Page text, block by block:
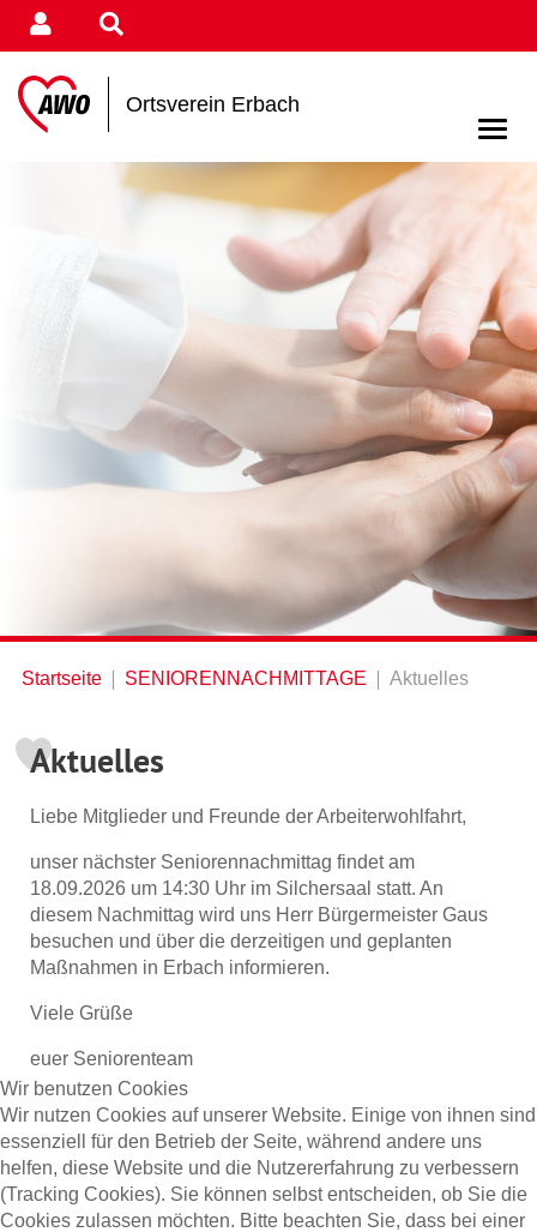
Ortsverein Erbach
Startseite SENIORENNACHMITTAGE Aktuelles
Aktuelles
Liebe Mitglieder und Freunde der Arbeiterwohlfahrt,
unser nächster Seniorennachmittag findet am
18.09.2026 um 14:30 Uhr im Silchersaal statt. An
diesem Nachmittag wird uns Herr Bürgermeister Gaus
besuchen und über die derzeitigen und geplanten
Maßnahmen in Erbach informieren.
Viele Grüße
euer Seniorenteam
Wir benutzen Cookies
Wir nutzen Cookies auf unserer Website. Einige von ihnen sind
essenziell für den Betrieb der Seite, während andere uns
helfen, diese Website und die Nutzererfahrung zu verbessern
(Tracking Cookies). Sie können selbst entscheiden, ob Sie die
Cookies zulassen möchten. Bitte beachten Sie, dass bei einer